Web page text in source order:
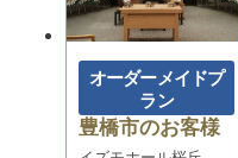
オーダーメイドプ
ラン
豊橋市のお客様